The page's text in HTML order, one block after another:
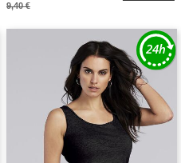
9,40 €